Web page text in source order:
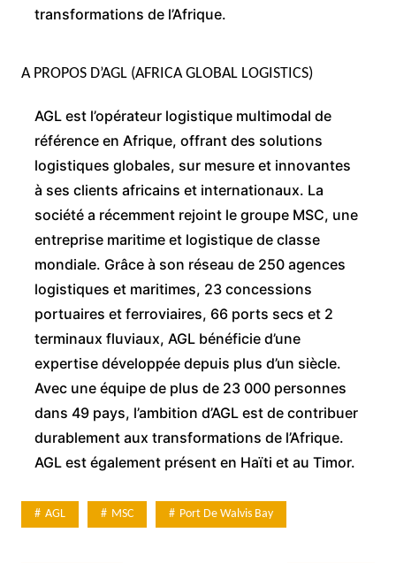
transformations de l’Afrique.
A PROPOS D’AGL (AFRICA GLOBAL LOGISTICS)
AGL est l’opérateur logistique multimodal de
référence en Afrique, offrant des solutions
logistiques globales, sur mesure et innovantes
à ses clients africains et internationaux. La
société a récemment rejoint le groupe MSC, une
entreprise maritime et logistique de classe
mondiale. Grâce à son réseau de 250 agences
logistiques et maritimes, 23 concessions
portuaires et ferroviaires, 66 ports secs et 2
terminaux fluviaux, AGL bénéficie d’une
expertise développée depuis plus d’un siècle.
Avec une équipe de plus de 23 000 personnes
dans 49 pays, l’ambition d’AGL est de contribuer
durablement aux transformations de l’Afrique.
AGL est également présent en Haïti et au Timor.
AGL MSC Port De Walvis Bay